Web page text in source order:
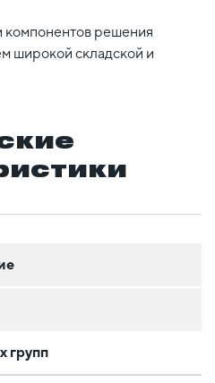
компонентов решения
широкой складской и
групп